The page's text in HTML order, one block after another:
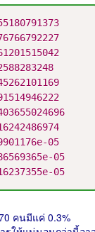
05
05
05
คนมีแค่ 0.3%